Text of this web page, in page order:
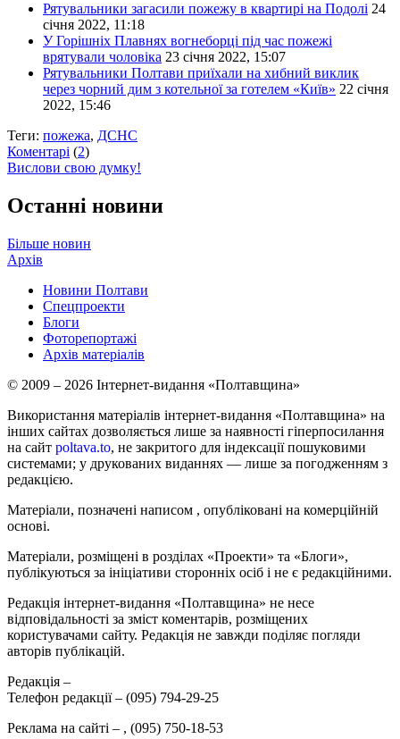
Рятувальники загасили пожежу в квартирі на Подолі 24
січня 2022, 11:18
У Горішніх Плавнях вогнеборці під час пожежі
врятували чоловіка 23 січня 2022, 15:07
Рятувальники Полтави приїхали на хибний виклик
через чорний дим з котельної за готелем «Київ» 22 січня
2022, 15:46
Теги: пожежа, ДСНС
Коментарі (2)
Вислови свою думку!
Останні новини
Більше новин
Архів
Новини Полтави
Спецпроекти
Блоги
Фоторепортажі
Архів матеріалів
© 2009 – 2026 Інтернет-видання «Полтавщина»
Використання матеріалів інтернет-видання «Полтавщина» на
інших сайтах дозволяється лише за наявності гіперпосилання
на сайт poltava.to, не закритого для індексації пошуковими
системами; у друкованих виданнях — лише за погодженням з
редакцією.
Матеріали, позначені написом , опубліковані на комерційній
основі.
Матеріали, розміщені в розділах «Проекти» та «Блоги»,
публікуються за ініціативи сторонніх осіб і не є редакційними.
Редакція інтернет-видання «Полтавщина» не несе
відповідальності за зміст коментарів, розміщених
користувачами сайту. Редакція не завжди поділяє погляди
авторів публікацій.
Редакція –
Телефон редакції – (095) 794-29-25
Реклама на сайті – , (095) 750-18-53